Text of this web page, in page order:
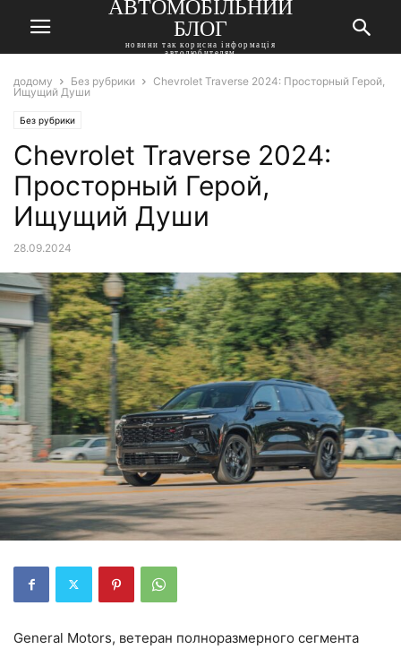
АВТОМОБІЛЬНИЙ
БЛОГ
новини так корисна інформація
автолюбителям
додому Без рубрики
Chevrolet Traverse 2024: Просторный Герой,
Ищущий Души
Без рубрики
Chevrolet Traverse 2024:
Просторный Герой,
Ищущий Души
28.09.2024
General Motors, ветеран полноразмерного сегмента